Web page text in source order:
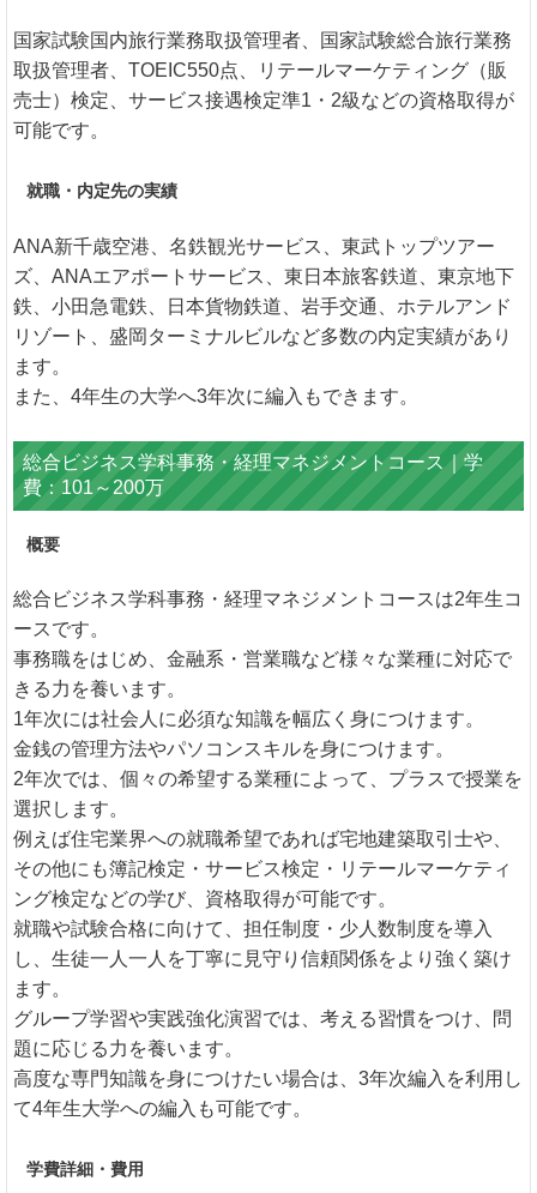
国家試験国内旅行業務取扱管理者、国家試験総合旅行業務
取扱管理者、TOEIC550点、リテールマーケティング（販
売士）検定、サービス接遇検定準1・2級などの資格取得が
可能です。
就職・内定先の実績
ANA新千歳空港、名鉄観光サービス、東武トップツアー
ズ、ANAエアポートサービス、東日本旅客鉄道、東京地下
鉄、小田急電鉄、日本貨物鉄道、岩手交通、ホテルアンド
リゾート、盛岡ターミナルビルなど多数の内定実績があり
ます。
また、4年生の大学へ3年次に編入もできます。
総合ビジネス学科事務・経理マネジメントコース｜学
費：101～200万
概要
総合ビジネス学科事務・経理マネジメントコースは2年生コ
ースです。
事務職をはじめ、金融系・営業職など様々な業種に対応で
きる力を養います。
1年次には社会人に必須な知識を幅広く身につけます。
金銭の管理方法やパソコンスキルを身につけます。
2年次では、個々の希望する業種によって、プラスで授業を
選択します。
例えば住宅業界への就職希望であれば宅地建築取引士や、
その他にも簿記検定・サービス検定・リテールマーケティ
ング検定などの学び、資格取得が可能です。
就職や試験合格に向けて、担任制度・少人数制度を導入
し、生徒一人一人を丁寧に見守り信頼関係をより強く築け
ます。
グループ学習や実践強化演習では、考える習慣をつけ、問
題に応じる力を養います。
高度な専門知識を身につけたい場合は、3年次編入を利用し
て4年生大学への編入も可能です。
学費詳細・費用